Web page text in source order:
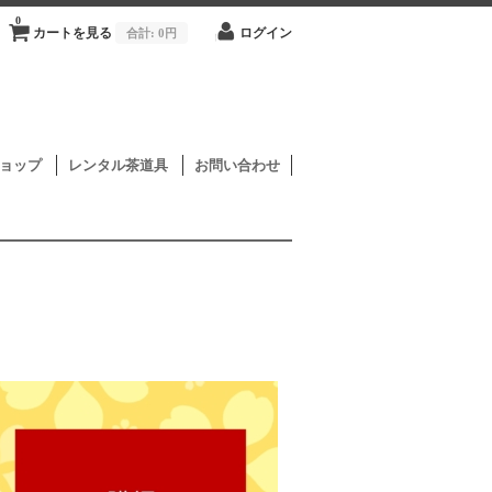
カートを見る
0
合計: 0円 ログイン
ップ レンタル茶道具 お問い合わせ